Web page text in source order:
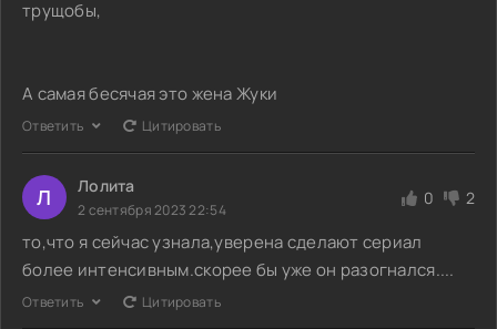
трущобы,
А самая бесячая это жена Жуки
Ответить Цитировать
Л Лолита
2 сентября 2023 22:54
0 2
то,что я сейчас узнала,уверена сделают сериал
более интенсивным.скорее бы уже он разогнался....
Ответить Цитировать